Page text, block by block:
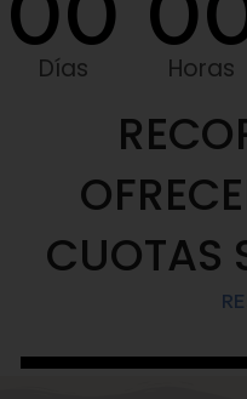
Días Horas
CUOTAS